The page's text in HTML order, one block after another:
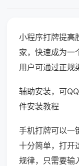
小程序打牌提高
家，快速成为一
用户可通过正规
辅助安装，可
件安装教程
手机打牌可以一
十分简单，打开
规律，只需要输